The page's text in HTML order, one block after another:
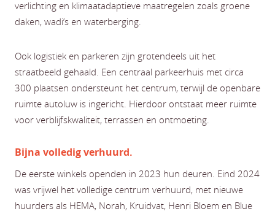
verlichting en klimaatadaptieve maatregelen zoals groene
daken, wadi’s en waterberging.
Ook logistiek en parkeren zijn grotendeels uit het
straatbeeld gehaald. Een centraal parkeerhuis met circa
300 plaatsen ondersteunt het centrum, terwijl de openbare
ruimte autoluw is ingericht. Hierdoor ontstaat meer ruimte
voor verblijfskwaliteit, terrassen en ontmoeting.
Bijna volledig verhuurd.
De eerste winkels openden in 2023 hun deuren. Eind 2024
was vrijwel het volledige centrum verhuurd, met nieuwe
huurders als HEMA, Norah, Kruidvat, Henri Bloem en Blue